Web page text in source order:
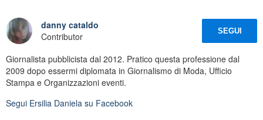
danny cataldo
Contributor
SEGUI
Giornalista pubblicista dal 2012. Pratico questa professione dal
2009 dopo essermi diplomata in Giornalismo di Moda, Ufficio
Stampa e Organizzazioni eventi.
Segui Ersilia Daniela su Facebook